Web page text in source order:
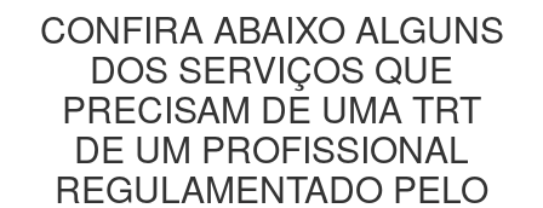
CONFIRA ABAIXO ALGUNS
DOS SERVIÇOS QUE
PRECISAM DE UMA TRT
DE UM PROFISSIONAL
REGULAMENTADO PELO